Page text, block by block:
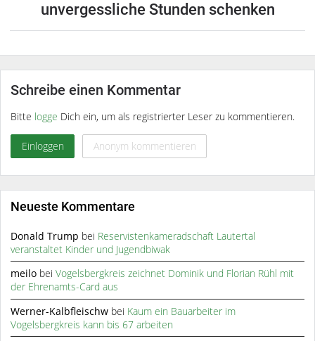
unvergessliche Stunden schenken
Schreibe einen Kommentar
Bitte logge Dich ein, um als registrierter Leser zu kommentieren.
Einloggen Anonym kommentieren
Neueste Kommentare
Donald Trump bei Reservistenkameradschaft Lautertal
veranstaltet Kinder und Jugendbiwak
meilo beiVogelsbergkreis zeichnet Dominik und Florian Rühl mit
der Ehrenamts-Card aus
Werner-Kalbfleischw bei Kaum ein Bauarbeiter im
Vogelsbergkreis kann bis 67 arbeiten